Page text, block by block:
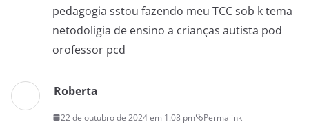
pedagogia sstou fazendo meu TCC sob k tema
netodoligia de ensino a crianças autista pod
orofessor pcd
Roberta
22 de outubro de 2024 em 1:08 pm Permalink